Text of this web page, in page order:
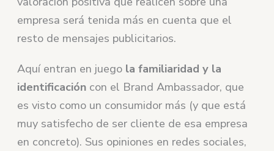
empresa será tenida más en cuenta que el
resto de mensajes publicitarios.
Aquí entran en juego la familiaridad y la
identificación con el Brand Ambassador, que
es visto como un consumidor más (y que está
muy satisfecho de ser cliente de esa empresa
en concreto). Sus opiniones en redes sociales,